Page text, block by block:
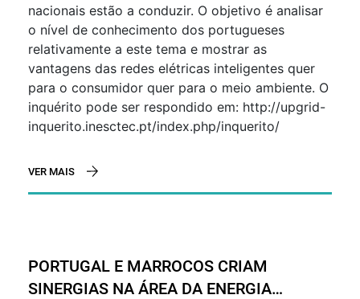
nacionais estão a conduzir. O objetivo é analisar
o nível de conhecimento dos portugueses
relativamente a este tema e mostrar as
vantagens das redes elétricas inteligentes quer
para o consumidor quer para o meio ambiente. O
inquérito pode ser respondido em: http://upgrid-
inquerito.inesctec.pt/index.php/inquerito/
VER MAIS
PORTUGAL E MARROCOS CRIAM
SINERGIAS NA ÁREA DA ENERGIA